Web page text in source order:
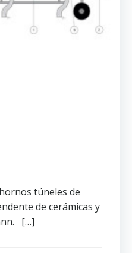
túneles de
de cerámicas y
[…]